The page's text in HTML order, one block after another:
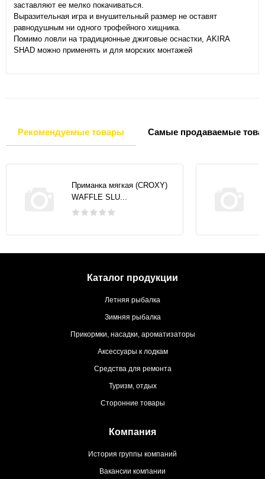
заставляют ее мелко покачиваться.
Выразительная игра и внушительный размер не оставят
равнодушным ни одного трофейного хищника.
Помимо ловли на традиционные джиговые оснастки, AKIRA
SHAD можно применять и для морских монтажей
Рекомендуемые товары Самые продаваемые
Приманка мягкая (CROXY)
WAFFLE SLU...
Каталог продукции
Летняя рыбалка
Зимняя рыбалка
Прикормки, насадки, ароматизаторы
Аксессуары к лодкам
Средства для ремонта
Туризм, отдых
Сторонние товары
Компания
История группы компаний
Вакансии компании